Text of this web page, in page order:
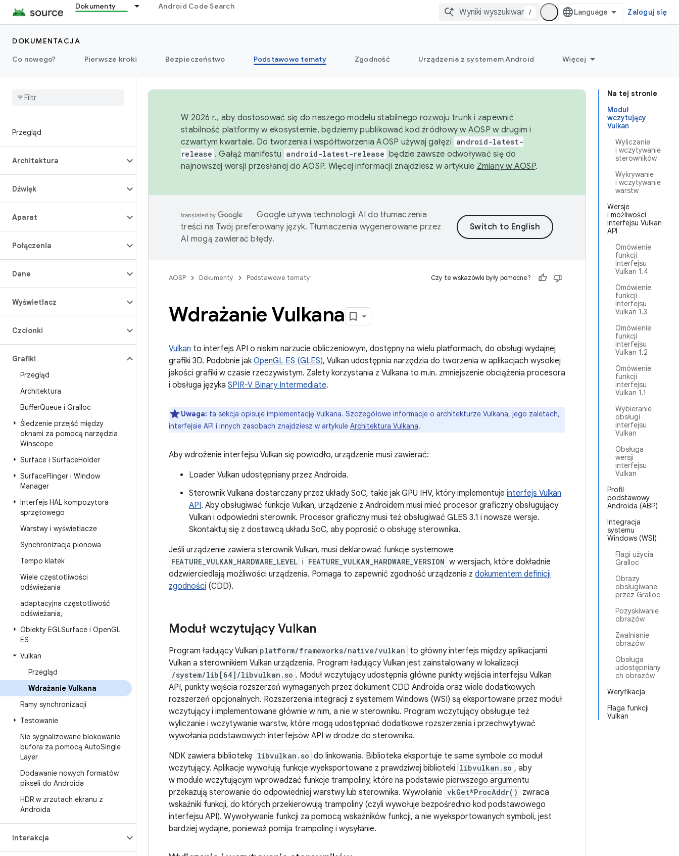
Dokumenty Android Code Search
/ Zaloguj się
DOKUMENTACJA
Co nowego?
Pierwsze kroki Bezpieczeństwo Podstawowe tematy Zgodność Urządzenia z systemem Android Więcej
Przegląd
Architektura
Dźwięk
Aparat
Połączenia
Dane
Wyświetlacz
Czcionki
Grafiki
Przegląd
Architektura
BufferQueue i Gralloc
Śledzenie przejść między
oknami za pomocą narzędzia
Winscope
Surface i SurfaceHolder
SurfaceFlinger i Window
Manager
Interfejs HAL kompozytora
sprzętowego
Warstwy i wyświetlacze
Synchronizacja pionowa
Tempo klatek
Wiele częstotliwości
odświeżania
adaptacyjna częstotliwość
odświeżania,
Obiekty EGLSurface i OpenGL
ES
Vulkan
Przegląd
Wdrażanie Vulkana
Ramy synchronizacji
Testowanie
Nie sygnalizowane blokowanie
bufora za pomocą AutoSingle
Layer
Dodawanie nowych formatów
pikseli do Androida
HDR w zrzutach ekranu z
Androida
Interakcja
Na tej stronie
Moduł
wczytujący
Vulkan
Wyliczanie
i wczytywanie
sterowników
Wykrywanie
i wczytywanie
warstw
Wersje
i możliwości
interfejsu Vulkan
API
Omówienie
funkcji
interfejsu
Vulkan 1.4
Omówienie
funkcji
interfejsu
Vulkan 1.3
Omówienie
funkcji
interfejsu
Vulkan 1.2
Omówienie
funkcji
interfejsu
Vulkan 1.1
Wybieranie
obsługi
interfejsu
Vulkan
Obsługa
wersji
interfejsu
Vulkan
Profil
podstawowy
Androida (ABP)
Integracja
systemu
Windows (WSI)
Flagi użycia
Gralloc
Obrazy
obsługiwane
przez Gralloc
Pozyskiwanie
obrazów
Zwalnianie
obrazów
Obsługa
udostępniany
ch obrazów
Weryfikacja
Flaga funkcji
Vulkan
W 2026 r., aby dostosować się do naszego modelu stabilnego rozwoju trunk i zapewnić
stabilność platformy w ekosystemie, będziemy publikować kod źródłowy w AOSP w drugim i
czwartym kwartale. Do tworzenia i współtworzenia AOSP używaj gałęzi android-latest-
release . Gałąź manifestu android-latest-release będzie zawsze odwoływać się do
najnowszej wersji przesłanej do AOSP. Więcej informacji znajdziesz w artykule Zmiany w AOSP.
Google używa technologii AI do tłumaczenia
treści na Twój preferowany język. Tłumaczenia wygenerowane przez
AI mogą zawierać błędy.
AOSP Dokumenty Podstawowe tematy Czy te wskazówki były pomocne?
Wdrażanie Vulkana
Vulkan to interfejs API o niskim narzucie obliczeniowym, dostępny na wielu platformach, do obsługi wydajnej
grafiki 3D. Podobnie jak OpenGL ES (GLES), Vulkan udostępnia narzędzia do tworzenia w aplikacjach wysokiej
jakości grafiki w czasie rzeczywistym. Zalety korzystania z Vulkana to m.in. zmniejszenie obciążenia procesora
i obsługa języka SPIR-V Binary Intermediate.
Uwaga: ta sekcja opisuje implementację Vulkana. Szczegółowe informacje o architekturze Vulkana, jego zaletach,
interfejsie API i innych zasobach znajdziesz w artykule Architektura Vulkana.
Aby wdrożenie interfejsu Vulkan się powiodło, urządzenie musi zawierać:
Loader Vulkan udostępniany przez Androida.
Sterownik Vulkana dostarczany przez układy SoC, takie jak GPU IHV, który implementuje interfejs Vulkan
API. Aby obsługiwać funkcje Vulkan, urządzenie z Androidem musi mieć procesor graficzny obsługujący
Vulkan i odpowiedni sterownik. Procesor graficzny musi też obsługiwać GLES 3.1 i nowsze wersje.
Skontaktuj się z dostawcą układu SoC, aby poprosić o obsługę sterownika.
Jeśli urządzenie zawiera sterownik Vulkan, musi deklarować funkcje systemowe
FEATURE_VULKAN_HARDWARE_LEVEL i FEATURE_VULKAN_HARDWARE_VERSION w wersjach, które dokładnie
odzwierciedlają możliwości urządzenia. Pomaga to zapewnić zgodność urządzenia z dokumentem definicji
zgodności (CDD).
Moduł wczytujący Vulkan
Program ładujący Vulkan platform/frameworks/native/vulkan to główny interfejs między aplikacjami
Vulkan a sterownikiem Vulkan urządzenia. Program ładujący Vulkan jest zainstalowany w lokalizacji
/system/lib[64]/libvulkan.so . Moduł wczytujący udostępnia główne punkty wejścia interfejsu Vulkan
API, punkty wejścia rozszerzeń wymaganych przez dokument CDD Androida oraz wiele dodatkowych
rozszerzeń opcjonalnych. Rozszerzenia integracji z systemem Windows (WSI) są eksportowane przez moduł
wczytujący i implementowane głównie w nim, a nie w sterowniku. Program wczytujący obsługuje też
wyliczanie i wczytywanie warstw, które mogą udostępniać dodatkowe rozszerzenia i przechwytywać
wywołania podstawowych interfejsów API w drodze do sterownika.
NDK zawiera bibliotekę libvulkan.so do linkowania. Biblioteka eksportuje te same symbole co moduł
wczytujący. Aplikacje wywołują funkcje wyeksportowane z prawdziwej biblioteki libvulkan.so , aby
w module wczytującym wprowadzać funkcje trampoliny, które na podstawie pierwszego argumentu
przekazują sterowanie do odpowiedniej warstwy lub sterownika. Wywołanie vkGet*ProcAddr()
zwraca
wskaźniki funkcji, do których przekierowują trampoliny (czyli wywołuje bezpośrednio kod podstawowego
interfejsu API). Wywoływanie funkcji za pomocą wskaźników funkcji, a nie wyeksportowanych symboli, jest
bardziej wydajne, ponieważ pomija trampolinę i wysyłanie.